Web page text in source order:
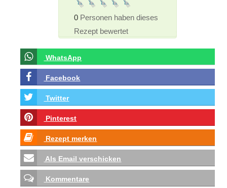
0 Personen haben dieses
Rezept bewertet
WhatsApp
Facebook
Twitter
Pinterest
Rezept merken
Als Email verschicken
Kommentare